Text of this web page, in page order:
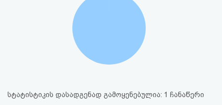
სტატისტიკის დასადგენად გამოყენებულია: 1 ჩანაწერი